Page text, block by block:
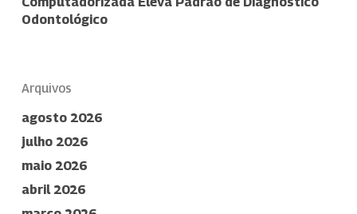
Odontológico
Arquivos
agosto 2026
julho 2026
maio 2026
abril 2026